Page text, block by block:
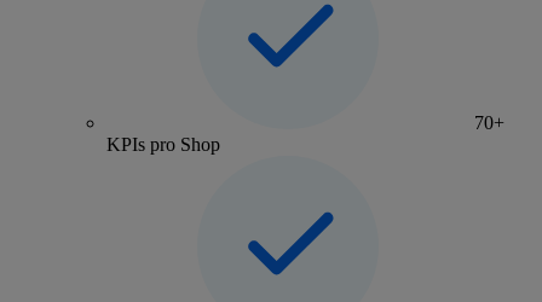
70+
KPIs pro Shop